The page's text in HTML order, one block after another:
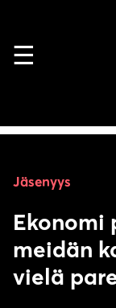
Jäsenyys
Ekonomi
meidän
vielä